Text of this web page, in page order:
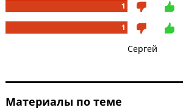
1
1
Сергей
Материалы по теме